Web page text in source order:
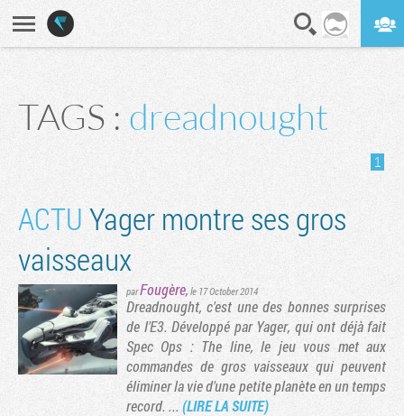
TAGS : dreadnought
1
ACTU Yager montre ses gros
vaisseaux
parFougère, le 17 October 2014
Dreadnought, c'est une des bonnes surprises
de l'E3. Développé par Yager, qui ont déjà fait
Spec Ops : The line, le jeu vous met aux
commandes de gros vaisseaux qui peuvent
éliminer la vie d'une petite planète en un temps
record. ...(LIRE LA SUITE)